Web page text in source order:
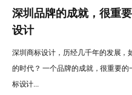
深圳品牌的成就，很重
设计
深圳商标设计，历经几千年的发展，
的时代？ 一个品牌的成就，很重要
标设计...